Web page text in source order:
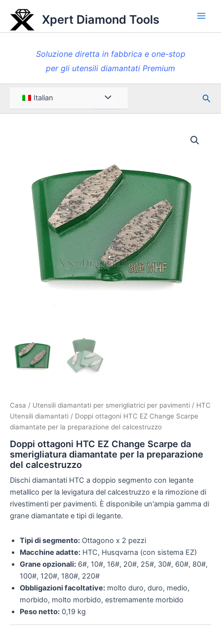
contenuto
Xpert Diamond Tools
Soluzione diretta in fabbrica e one-stop
per gli utensili diamantati Premium
Italian Menu
Casa / Utensili diamantati per smerigliatrici per pavimenti / HTC
Utensili diamantati / Doppi ottagoni HTC EZ Change Scarpe
diamantate per la preparazione del calcestruzzo
Doppi ottagoni HTC EZ Change Scarpe da
smerigliatura diamantate per la preparazione
del calcestruzzo
Dischi diamantati HTC a doppio segmento con legante
metallico per la levigatura del calcestruzzo e la rimozione di
rivestimenti per pavimenti. È disponibile un'ampia gamma di
grane diamantate e tipi di legante.
Tipi di segmento: Ottagono x 2 pezzi
Macchine adatte: HTC, Husqvarna (con sistema EZ)
Grane opzionali: 6#, 10#, 16#, 20#, 25#, 30#, 60#, 80#,
100#, 120#, 180#, 220#
Obbligazioni facoltative: molto duro, duro, medio,
morbido, molto morbido, estremamente morbido
Peso netto: 0,19 kg